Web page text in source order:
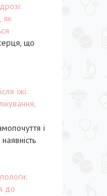
як
що
їжі:
і
до